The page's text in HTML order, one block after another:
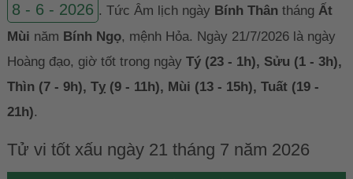
8 - 6 - 2026 . Tức Âm lịch ngày Bính Thântháng Ất
Mùi năm Bính Ngọ, mệnh Hỏa. Ngày 21/7/2026 là ngày
Hoàng đạo, giờ tốt trong ngày Tý (23 - 1h), Sửu (1 - 3h),
Thìn (7 - 9h), Tỵ (9 - 11h), Mùi (13 - 15h), Tuất (19 -
21h).
Tử vi tốt xấu ngày 21 tháng 7 năm 2026